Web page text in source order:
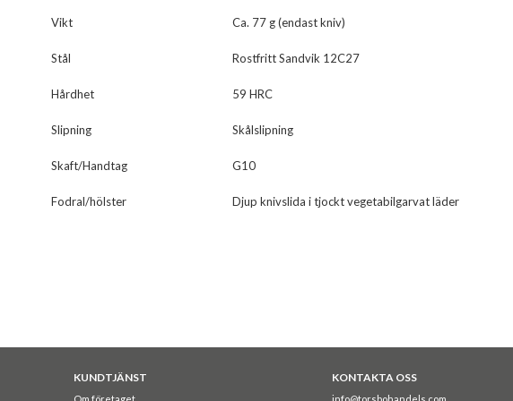
Vikt Ca. 77 g (endast kniv)
Stål Rostfritt Sandvik 12C27
Hårdhet 59 HRC
Slipning Skålslipning
Skaft/Handtag G10
Fodral/hölster Djup knivslida i tjockt vegetabilgarvat läder
KUNDTJÄNST KONTAKTA OSS